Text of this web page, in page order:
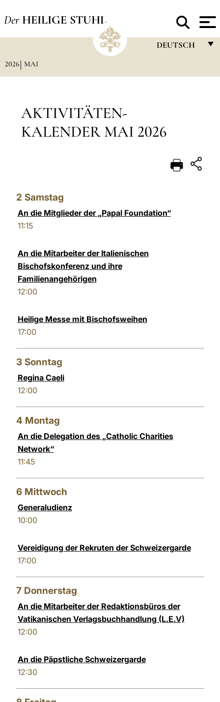
Der HEILIGE STUHL
DEUTSCH
DEUTSCH
中文
2026 MAI
AKTIVITÄTEN-
KALENDER MAI 2026
2 Samstag
An die Mitglieder der „Papal Foundation“
11:15
An die Mitarbeiter der Italienischen
Bischofskonferenz und ihre
Familienangehörigen
12:00
Heilige Messe mit Bischofsweihen
17:00
3 Sonntag
Regina Caeli
12:00
4 Montag
An die Delegation des „Catholic Charities
Network“
11:45
6 Mittwoch
Generaludienz
10:00
Vereidigung der Rekruten der Schweizergarde
17:00
7 Donnerstag
An die Mitarbeiter der Redaktionsbüros der
Vatikanischen Verlagsbuchhandlung (L.E.V)
12:00
An die Päpstliche Schweizergarde
12:30